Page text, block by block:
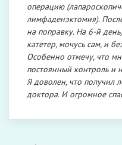
операцию
лимфаденэктомия).
на поправку. На 6-й
катетер, мочусь сам, и
Особенно отмечу, что
постоянный контроль и
Я доволен, что получил
доктора. И огромное